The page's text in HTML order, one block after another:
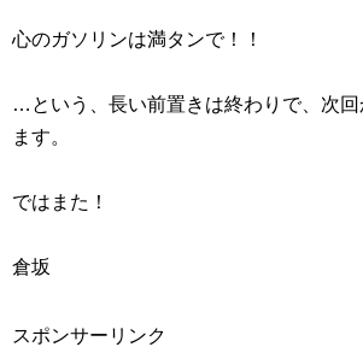
心のガソリンは満タンで！！
…という、長い前置きは終わりで、次
ます。
ではまた！
倉坂
スポンサーリンク